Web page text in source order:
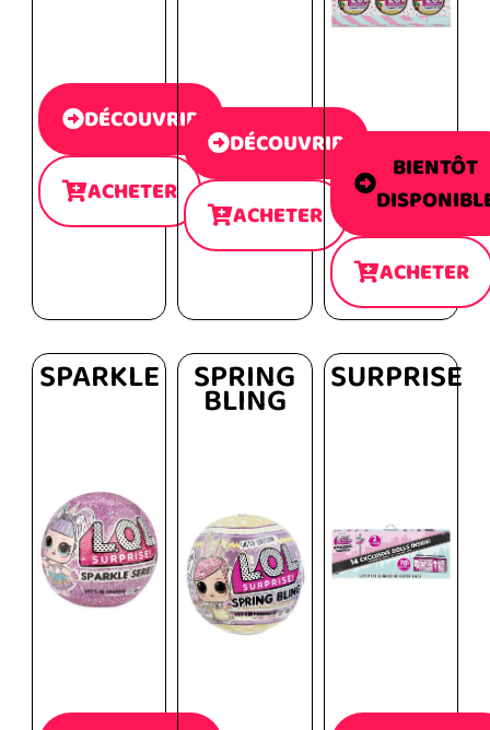
DÉCOUVRIR
ACHETER
DÉCOUVRIR
ACHETER
BIENTÔT
ACHETER
SPARKLE SPRING
BLING SURPRISE